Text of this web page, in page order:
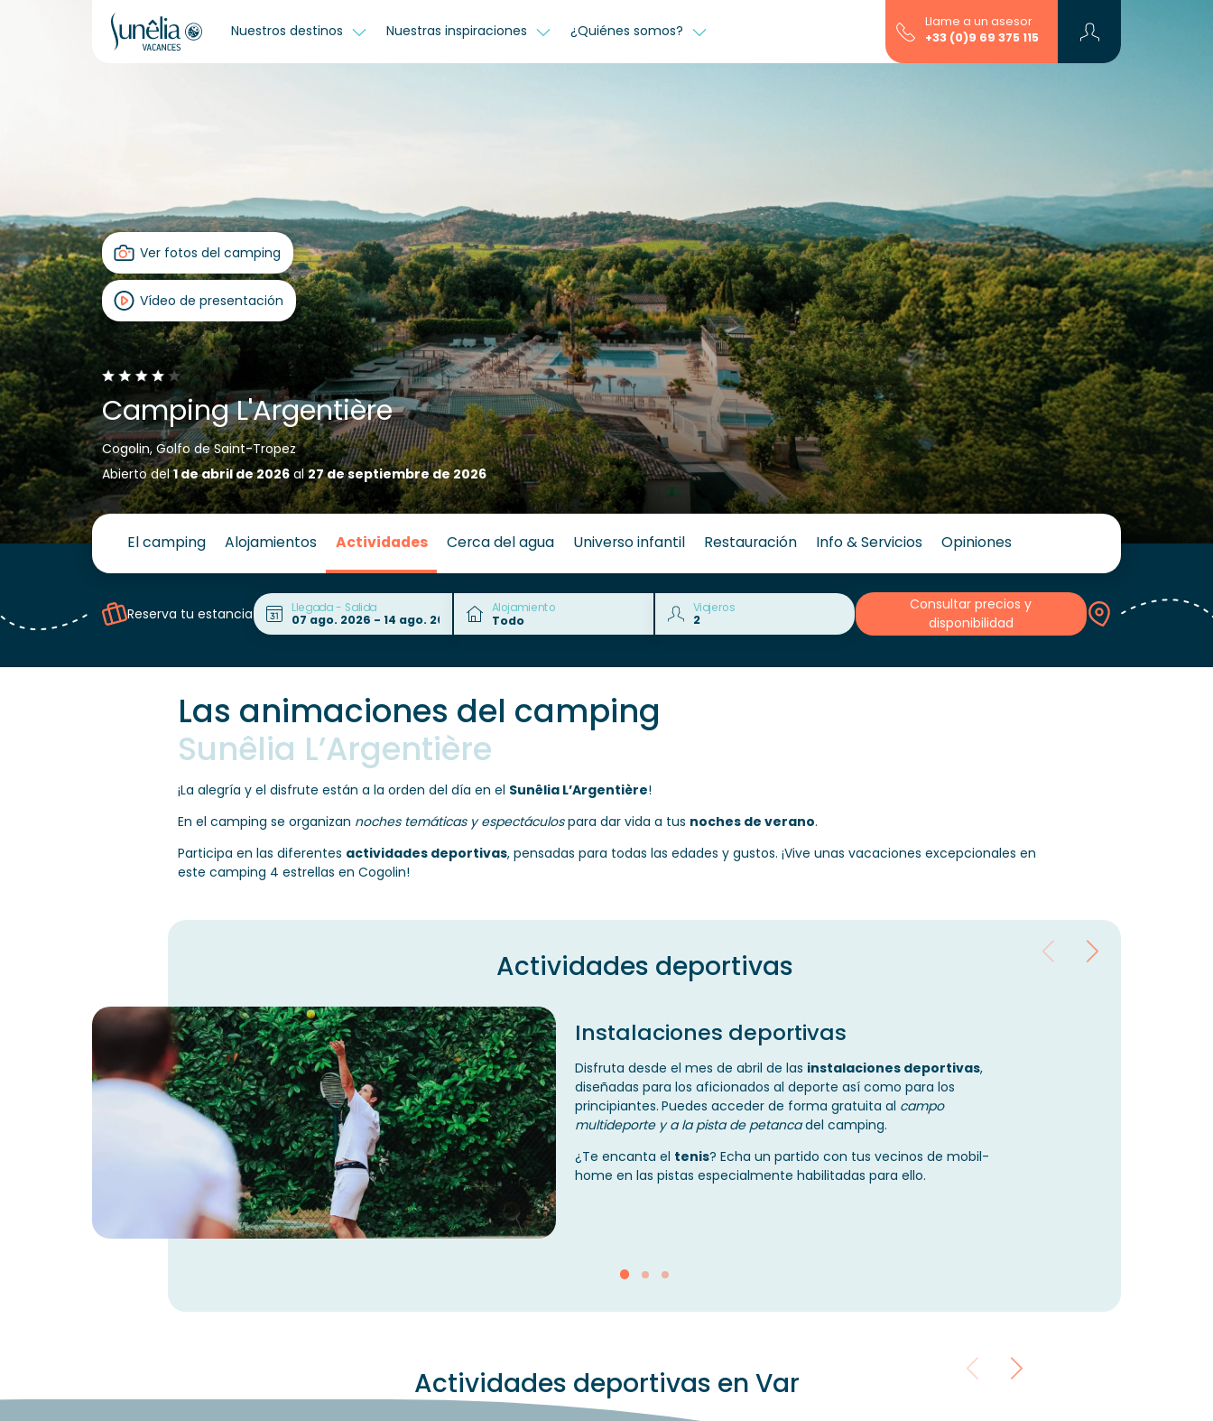
Nuestros destinos Nuestras inspiraciones ¿Quiénes somos?
Llame a un asesor
+33 (0)9 69 375 115
Ver fotos del camping
Vídeo de presentación
Camping L'Argentière
Cogolin, Golfo de Saint-Tropez
Abierto del1 de abril de 2026al27 de septiembre de 2026
El camping Alojamientos Actividades Cerca del agua Universo infantil Restauración Info & Servicios Opiniones
Reserva tu estancia Llegada - Salida Alojamiento Viajeros
Consultar precios y
disponibilidad
Las animaciones del camping
Sunêlia L’Argentière
¡La alegría y el disfrute están a la orden del día en el Sunêlia L’Argentière!
En el camping se organizan noches temáticas y espectáculospara dar vida a tus noches de verano.
Participa en las diferentes actividades deportivas, pensadas para todas las edades y gustos. ¡Vive unas vacaciones excepcionales en
este camping 4 estrellas en Cogolin!
Actividades deportivas
Instalaciones deportivas
Disfruta desde el mes de abril de las instalaciones deportivas,
diseñadas para los aficionados al deporte así como para los
principiantes. Puedes acceder de forma gratuita al campo
multideporte y a la pista de petancadel camping.
¿Te encanta el tenis? Echa un partido con tus vecinos de mobil-
home en las pistas especialmente habilitadas para ello.
Actividades deportivas en Var